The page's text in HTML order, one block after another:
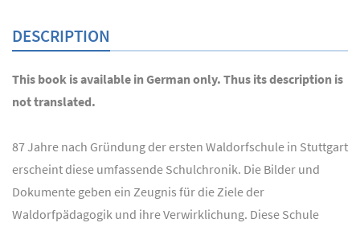
DESCRIPTION
This book is available in German only. Thus its description is
not translated.
87 Jahre nach Gründung der ersten Waldorfschule in Stuttgart
erscheint diese umfassende Schulchronik. Die Bilder und
Dokumente geben ein Zeugnis für die Ziele der
Waldorfpädagogik und ihre Verwirklichung. Diese Schule